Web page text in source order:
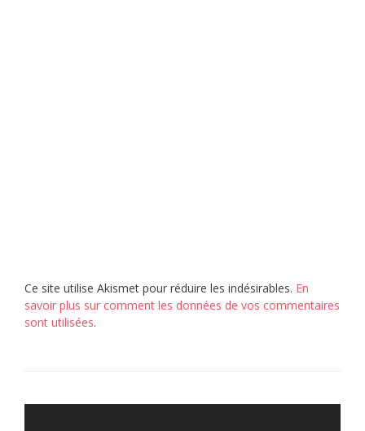
Ce site utilise Akismet pour réduire les indésirables. En
savoir plus sur comment les données de vos commentaires
sont utilisées.